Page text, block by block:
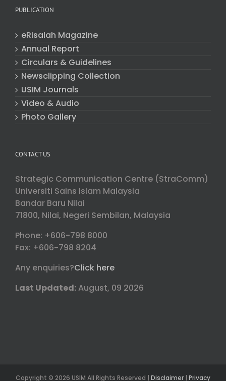
PUBLICATION
eRisalah Magazine
Annual Report
Circulars & Guidelines
Newsclipping Collection
USIM Journals
Video & Audio
Photo Gallery
CONTACT US
Strategic Communication Centre (StraComm)
Universiti Sains Islam Malaysia
Bandar Baru Nilai
71800, Nilai, Negeri Sembilan, Malaysia
Phone: +606-798 8000
Fax: +606-798 8204
Any enquiries?Click here
Last Updated: August, 09 2026
Copyright © 2026 USIM All Rights Reserved | Disclaimer | Privacy